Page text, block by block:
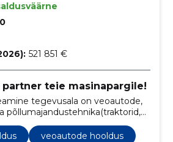
521 851 €
partner teie masinapargile!
tegevusala on veoautode,
põllumajandustehnika(traktorid,
jm) remont, hooldus ning
taastamine.
veoautode hooldus